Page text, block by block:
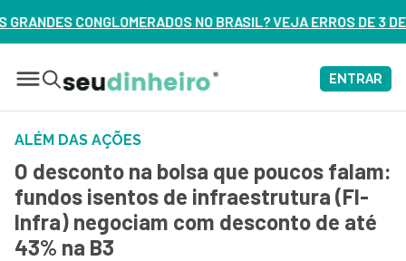
NO BRASIL? VEJA ERROS DE 3 DELES – ASSISTA AGORA
ENTRAR
ALÉM DAS AÇÕES
O desconto na bolsa que poucos falam:
fundos isentos de infraestrutura (FI-
Infra) negociam com desconto de até
43% na B3